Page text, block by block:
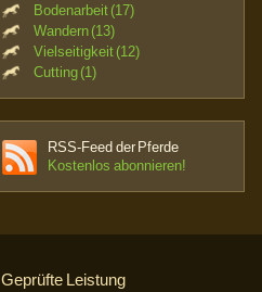
Bodenarbeit (17)
Wandern (13)
Vielseitigkeit (12)
Cutting (1)
RSS-Feed der Pferde
Kostenlos abonnieren!
Geprüfte Leistung